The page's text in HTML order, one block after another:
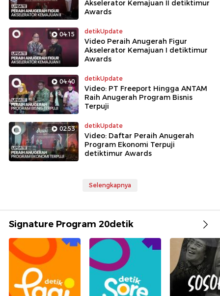
Akselerator Kemajuan II detiktimur
Awards
04:15 detikUpdate
Video Peraih Anugerah Figur
Akselerator Kemajuan I detiktimur
Awards
04:40 detikUpdate
Video: PT Freeport Hingga ANTAM
Raih Anugerah Program Bisnis
Terpuji
02:53 detikUpdate
Video: Daftar Peraih Anugerah
Program Ekonomi Terpuji
detiktimur Awards
Selengkapnya
Signature Program 20detik